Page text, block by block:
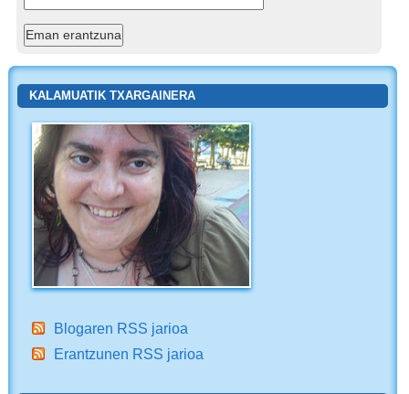
KALAMUATIK TXARGAINERA
Blogaren RSS jarioa
Erantzunen RSS jarioa